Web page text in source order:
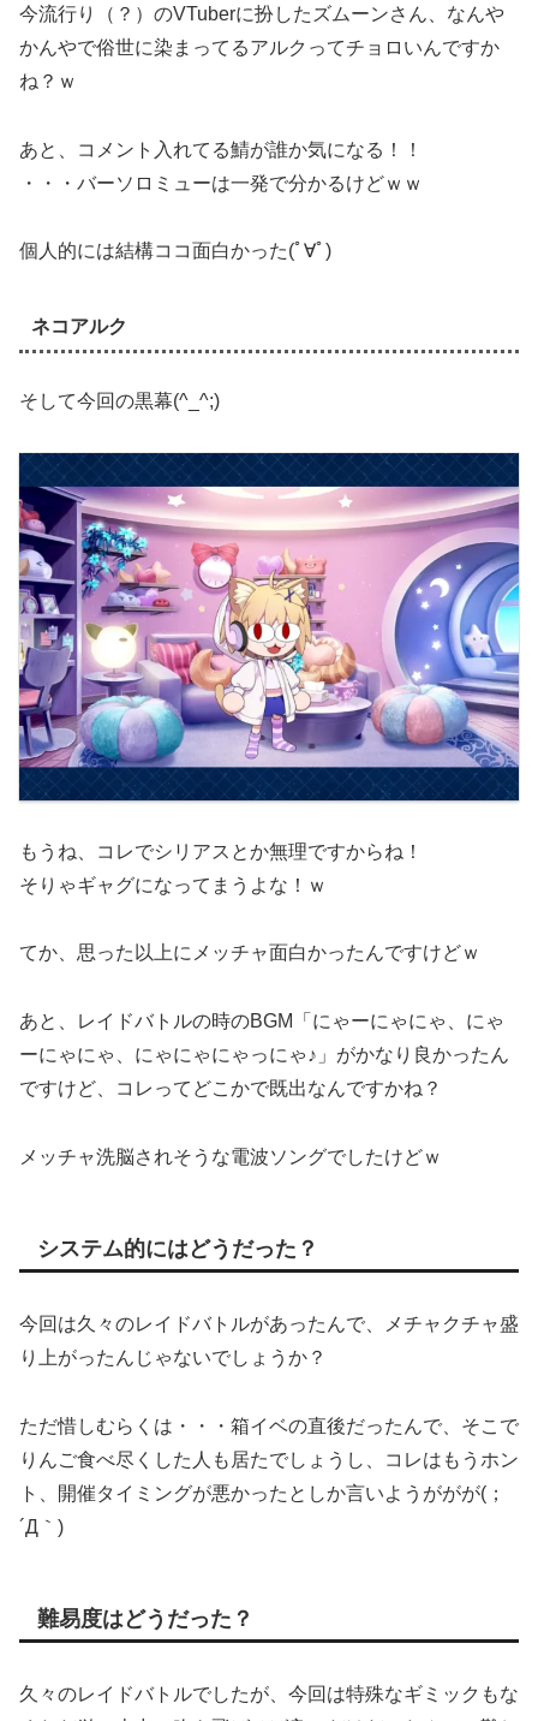
今流行り（？）のVTuberに扮したズムーンさん、なんや
かんやで俗世に染まってるアルクってチョロいんですか
ね？ｗ
あと、コメント入れてる鯖が誰か気になる！！
・・・バーソロミューは一発で分かるけどｗｗ
個人的には結構ココ面白かった(ﾟ∀ﾟ)
ネコアルク
そして今回の黒幕(^_^;)
もうね、コレでシリアスとか無理ですからね！
そりゃギャグになってまうよな！ｗ
てか、思った以上にメッチャ面白かったんですけどｗ
あと、レイドバトルの時のBGM「にゃーにゃにゃ、にゃ
ーにゃにゃ、にゃにゃにゃっにゃ♪」がかなり良かったん
ですけど、コレってどこかで既出なんですかね？
メッチャ洗脳されそうな電波ソングでしたけどｗ
システム的にはどうだった？
今回は久々のレイドバトルがあったんで、メチャクチャ盛
り上がったんじゃないでしょうか？
ただ惜しむらくは・・・箱イベの直後だったんで、そこで
りんご食べ尽くした人も居たでしょうし、コレはもうホン
ト、開催タイミングが悪かったとしか言いようががが(；
´Д｀)
難易度はどうだった？
久々のレイドバトルでしたが、今回は特殊なギミックもな